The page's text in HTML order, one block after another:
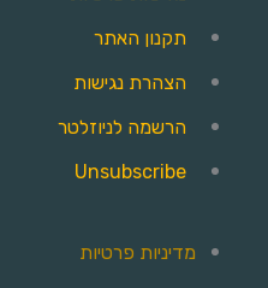
תקנון האתר
הצהרת נגישות
הרשמה לניוזלטר
Unsubscribe
מדיניות פרטיות